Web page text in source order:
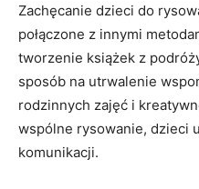
Zachęcanie dzieci do
połączone z innymi
tworzenie książek z
sposób⁤ na utrwalenie
rodzinnych‍ zajęć i
‍wspólne rysowanie, dzieci⁤
komunikacji.